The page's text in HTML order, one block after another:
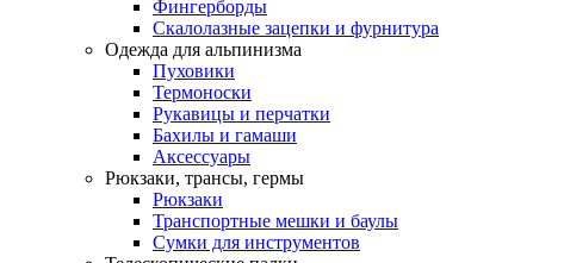
Фингерборды
Скалолазные зацепки и фурнитура
Одежда для альпинизма
Пуховики
Термоноски
Рукавицы и перчатки
Бахилы и гамаши
Аксессуары
Рюкзаки, трансы, гермы
Рюкзаки
Транспортные мешки и баулы
Сумки для инструментов